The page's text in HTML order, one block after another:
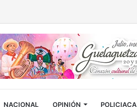
NACIONAL OPINIÓN POLICIACA